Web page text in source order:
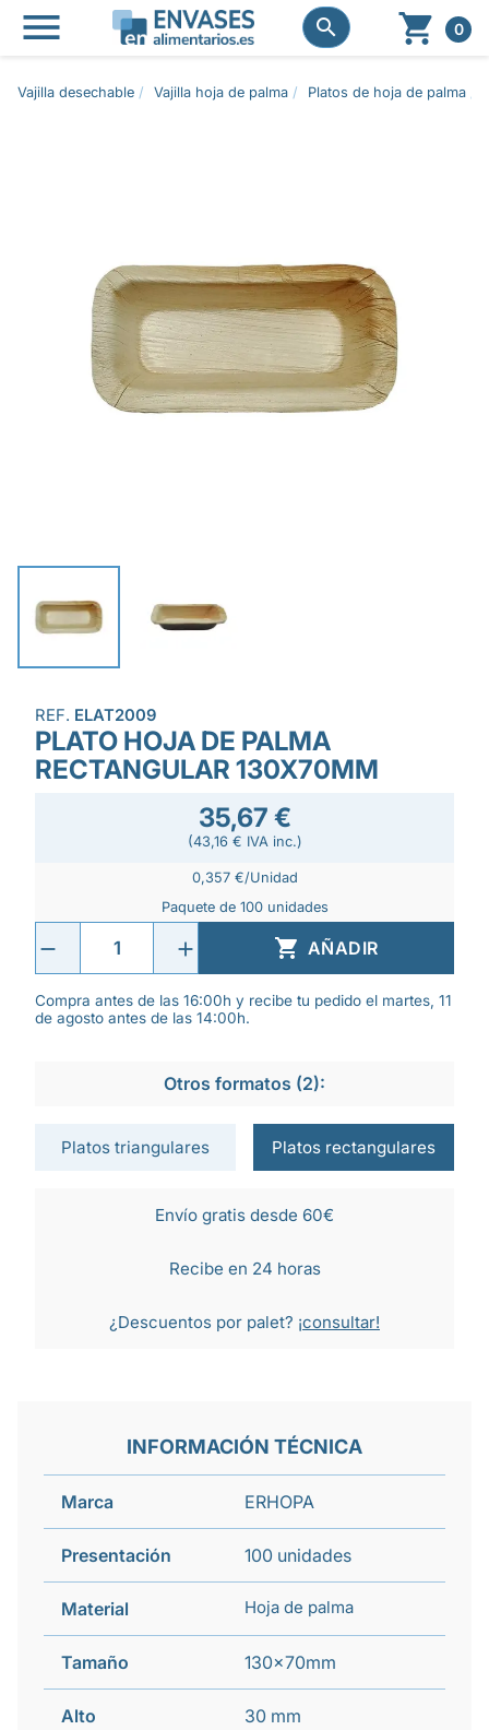
 
  0
Vajilla desechable Vajilla hoja de palma Platos de hoja de palma
REF. ELAT2009
PLATO HOJA DE PALMA
RECTANGULAR 130X70MM
35,67 €
(43,16 € IVA inc.)
0,357 €/Unidad
Paquete de 100 unidades
 AÑADIR
Compra antes de las 16:00h y recibe tu pedido el martes, 11
de agosto antes de las 14:00h.
Otros formatos (2):
Platos triangulares Platos rectangulares
Envío gratis desde 60€
Recibe en 24 horas
¿Descuentos por palet? ¡consultar!
INFORMACIÓN TÉCNICA
Marca ERHOPA
Presentación 100 unidades
Material Hoja de palma
Tamaño 130x70mm
Alto 30 mm